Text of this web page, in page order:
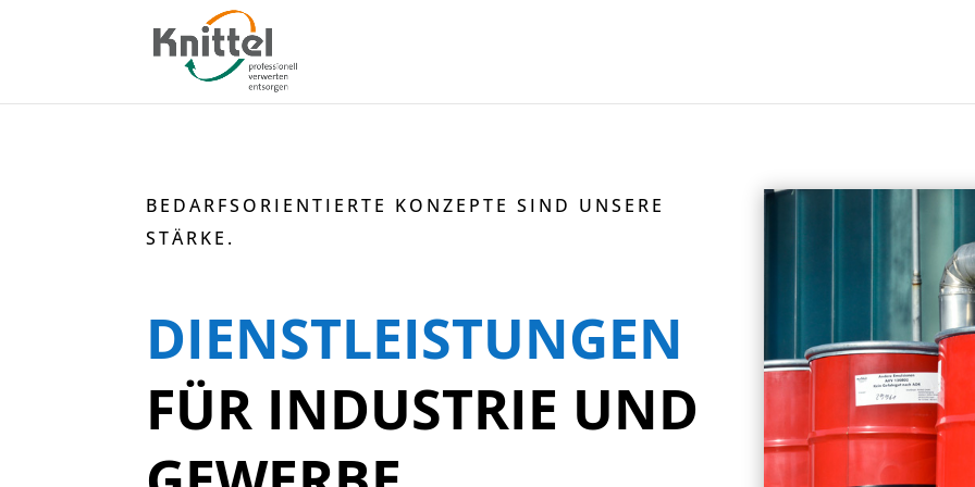
BEDARFSORIENTIERTE KONZEPTE SIND UNSERE
STÄRKE.
DIENSTLEISTUNGEN
FÜR INDUSTRIE UND